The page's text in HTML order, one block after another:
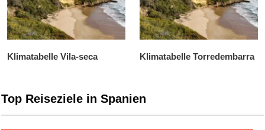
Klimatabelle Vila-seca Klimatabelle Torredembarra
Top Reiseziele in Spanien